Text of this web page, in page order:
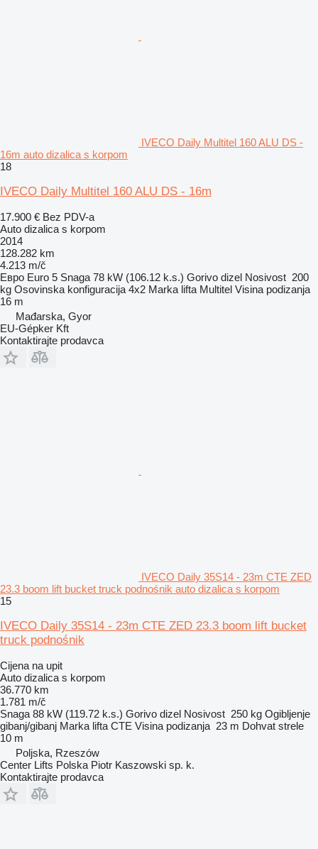
IVECO Daily Multitel 160 ALU DS -
16m auto dizalica s korpom
18
IVECO Daily Multitel 160 ALU DS - 16m
17.900 € Bez PDV-a
Auto dizalica s korpom
2014
128.282 km
4.213 m/č
Евро Euro 5 Snaga 78 kW (106.12 k.s.) Gorivo dizel Nosivost 200
kg Osovinska konfiguracija 4x2 Marka lifta Multitel Visina podizanja
16 m
Mađarska, Gyor
EU-Gépker Kft
Kontaktirajte prodavca
IVECO Daily 35S14 - 23m CTE ZED
23.3 boom lift bucket truck podnośnik auto dizalica s korpom
15
IVECO Daily 35S14 - 23m CTE ZED 23.3 boom lift bucket
truck podnośnik
Cijena na upit
Auto dizalica s korpom
36.770 km
1.781 m/č
Snaga 88 kW (119.72 k.s.) Gorivo dizel Nosivost 250 kg Ogibljenje
gibanj/gibanj Marka lifta CTE Visina podizanja 23 m Dohvat strele
10 m
Poljska, Rzeszów
Center Lifts Polska Piotr Kaszowski sp. k.
Kontaktirajte prodavca